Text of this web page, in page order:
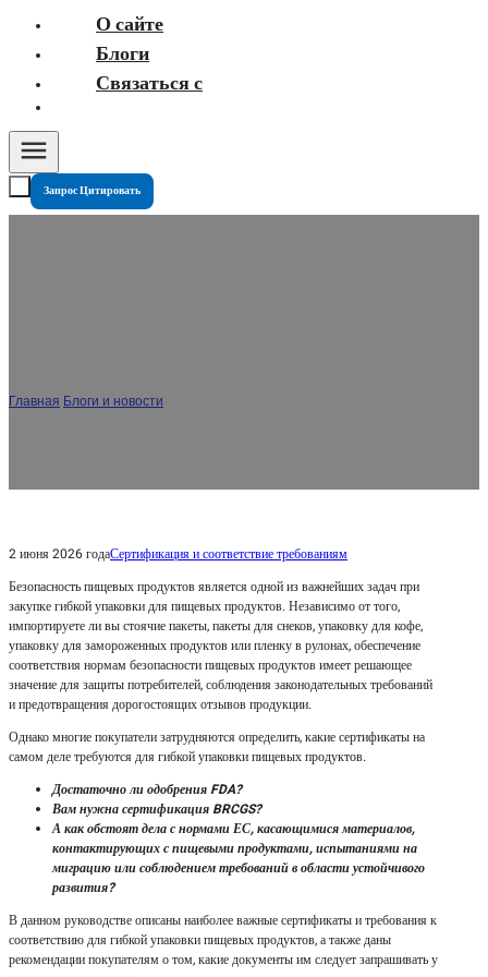
О сайте
Блоги
Связаться с
Запрос Цитировать
Главная Блоги и новости
2 июня 2026 годаСертификация и соответствие требованиям
Безопасность пищевых продуктов является одной из важнейших задач при
закупке гибкой упаковки для пищевых продуктов. Независимо от того,
импортируете ли вы стоячие пакеты, пакеты для снеков, упаковку для кофе,
упаковку для замороженных продуктов или пленку в рулонах, обеспечение
соответствия нормам безопасности пищевых продуктов имеет решающее
значение для защиты потребителей, соблюдения законодательных требований
и предотвращения дорогостоящих отзывов продукции.
Однако многие покупатели затрудняются определить, какие сертификаты на
самом деле требуются для гибкой упаковки пищевых продуктов.
Достаточно ли одобрения FDA?
Вам нужна сертификация BRCGS?
А как обстоят дела с нормами ЕС, касающимися материалов,
контактирующих с пищевыми продуктами, испытаниями на
миграцию или соблюдением требований в области устойчивого
развития?
В данном руководстве описаны наиболее важные сертификаты и требования к
соответствию для гибкой упаковки пищевых продуктов, а также даны
рекомендации покупателям о том, какие документы им следует запрашивать у